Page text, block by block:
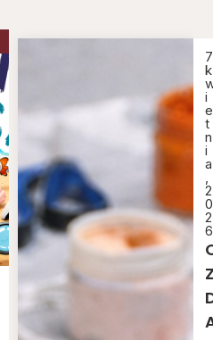
7
k
i
e
t
n
i
a
,
2
0
2
6